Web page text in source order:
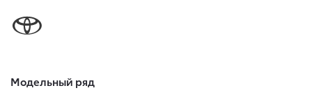
Модельный ряд